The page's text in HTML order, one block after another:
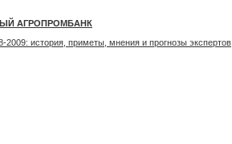
АГРОПРОМБАНК
2009: история, приметы, мнения и прогнозы экспертов